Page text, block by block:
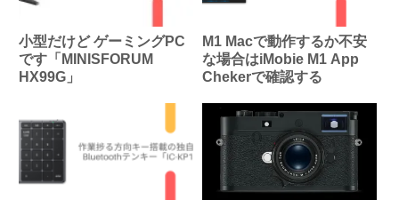
小型だけど ゲーミングPC
です「MINISFORUM
HX99G」
M1 Macで動作するか不安
な場合はiMobie M1 App
Chekerで確認する